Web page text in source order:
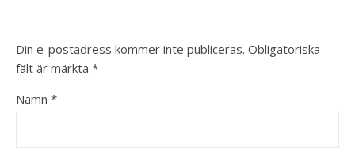
Din e-postadress kommer inte publiceras. Obligatoriska
fält är märkta *
Namn *